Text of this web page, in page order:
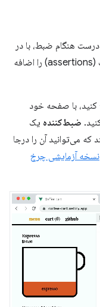
هنگام ضبط، با در
دسترس بودن تمام داده‌های زمان اجرا، اظهارات (assertions) را اضافه
با صفحه خود
ضبط‌کننده یک
که می‌توانید آن را درجا
نسخه آزمایشی چرخ